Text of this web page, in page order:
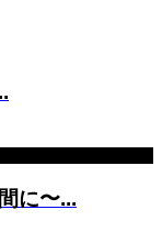
に〜...